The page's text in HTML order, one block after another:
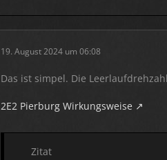
19. August 2024 um 06:08
Das ist simpel. Die
2E2 Pierburg Wirkungsweise
Zitat